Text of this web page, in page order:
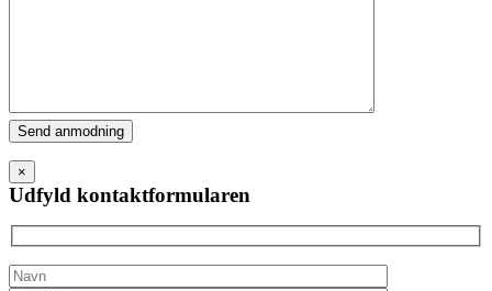
Please
leave
this
field
empty.
×
Udfyld kontaktformularen